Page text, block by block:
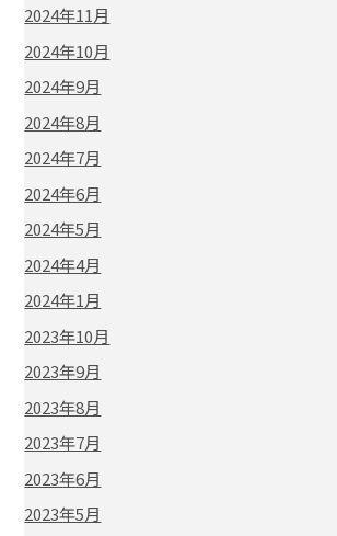
2024年11月
2024年10月
2024年9月
2024年8月
2024年7月
2024年6月
2024年5月
2024年4月
2024年1月
2023年10月
2023年9月
2023年8月
2023年7月
2023年6月
2023年5月